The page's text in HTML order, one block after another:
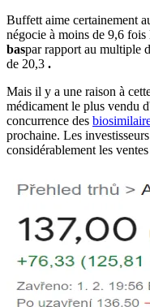
Buffett aime certainement
négocie à moins de 9,6 fois
baspar rapport au multiple
de 20,3 .
Mais il y a une raison à
médicament le plus vendu
concurrence des
prochaine. Les
considérablement les